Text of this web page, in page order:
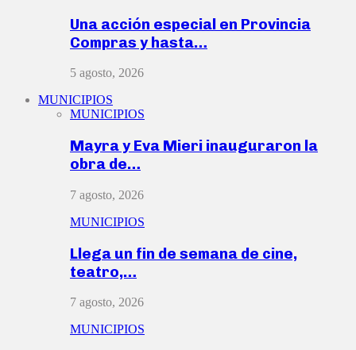
Una acción especial en Provincia
Compras y hasta…
5 agosto, 2026
MUNICIPIOS
MUNICIPIOS
Mayra y Eva Mieri inauguraron la
obra de…
7 agosto, 2026
MUNICIPIOS
Llega un fin de semana de cine,
teatro,…
7 agosto, 2026
MUNICIPIOS